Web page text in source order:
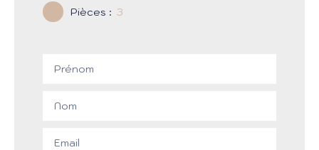
Pièces : 3
Prénom
Nom
Email